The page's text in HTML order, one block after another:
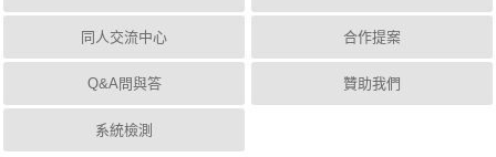
同人交流中心
Q&A問與答
系統檢測
合作提案
贊助我們